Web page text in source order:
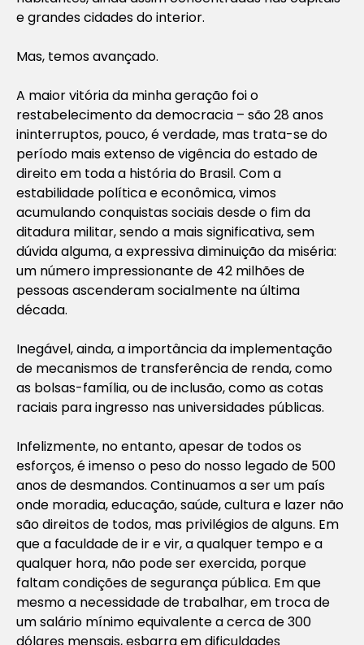
e grandes cidades do interior.
Mas, temos avançado.
A maior vitória da minha geração foi o
restabelecimento da democracia – são 28 anos
ininterruptos, pouco, é verdade, mas trata-se do
período mais extenso de vigência do estado de
direito em toda a história do Brasil. Com a
estabilidade política e econômica, vimos
acumulando conquistas sociais desde o fim da
ditadura militar, sendo a mais significativa, sem
dúvida alguma, a expressiva diminuição da miséria:
um número impressionante de 42 milhões de
pessoas ascenderam socialmente na última
década.
Inegável, ainda, a importância da implementação
de mecanismos de transferência de renda, como
as bolsas-família, ou de inclusão, como as cotas
raciais para ingresso nas universidades públicas.
Infelizmente, no entanto, apesar de todos os
esforços, é imenso o peso do nosso legado de 500
anos de desmandos. Continuamos a ser um país
onde moradia, educação, saúde, cultura e lazer não
são direitos de todos, mas privilégios de alguns. Em
que a faculdade de ir e vir, a qualquer tempo e a
qualquer hora, não pode ser exercida, porque
faltam condições de segurança pública. Em que
mesmo a necessidade de trabalhar, em troca de
um salário mínimo equivalente a cerca de 300
dólares mensais, esbarra em dificuldades